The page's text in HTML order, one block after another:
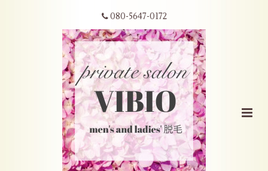
080-5647-0172